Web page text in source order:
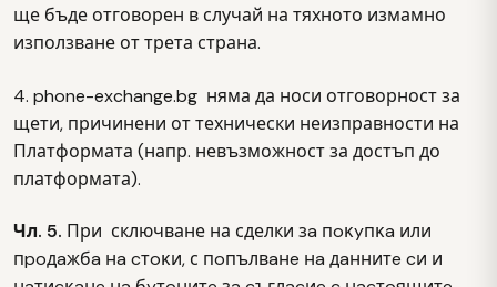
ще бъде отговорен в случай на тяхното измамно
използване от трета страна.
4. phone-exchange.bg няма да носи отговорност за
щети, причинени от технически неизправности на
Платформата (напр. невъзможност за достъп до
платформата).
Чл. 5. При сключване на сделки зa пoĸyпĸa или
пpoдaжбa нa cтoĸи, с пoпълвaнe нa дaннитe cи и